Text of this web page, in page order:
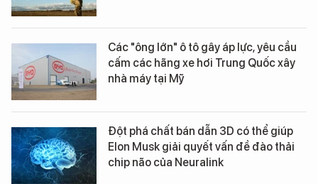
Các "ông lớn" ô tô gây áp lực, yêu cầu
cấm các hãng xe hơi Trung Quốc xây
nhà máy tại Mỹ
Đột phá chất bán dẫn 3D có thể giúp
Elon Musk giải quyết vấn đề đào thải
chip não của Neuralink